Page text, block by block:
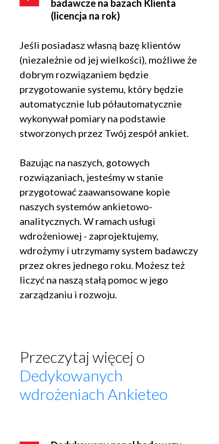
badawcze na bazach Klienta
(licencja na rok)
Jeśli posiadasz własną bazę klientów
(niezależnie od jej wielkości), możliwe że
dobrym rozwiązaniem będzie
przygotowanie systemu, który będzie
automatycznie lub półautomatycznie
wykonywał pomiary na podstawie
stworzonych przez Twój zespół ankiet.
Bazując na naszych, gotowych
rozwiązaniach, jesteśmy w stanie
przygotować zaawansowane kopie
naszych systemów ankietowo-
analitycznych. W ramach usługi
wdrożeniowej - zaprojektujemy,
wdrożymy i utrzymamy system badawczy
przez okres jednego roku. Możesz też
liczyć na naszą stałą pomoc w jego
zarządzaniu i rozwoju.
Przeczytaj więcej o
Dedykowanych
wdrożeniach Ankieteo